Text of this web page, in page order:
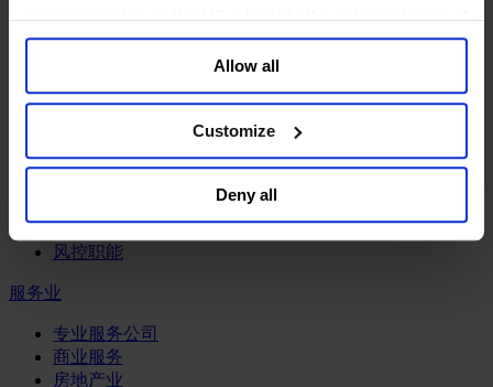
your consent or, in the US, object to the sale or sharing of
your data for targeted advertising, by clicking “Do Not
Sell or Share My Personal Information” in the footer of
the website. You must opt-out of each device and each
browser. For additional information and retention terms
general collection and use of personal information see
Allow all
Customize
Deny all
主权财富基金
保险业
投资银行、企业银行与金融市场
私募股权投资行业
财富管理
零售金融服务
风控职能
服务业
专业服务公司
商业服务
房地产业